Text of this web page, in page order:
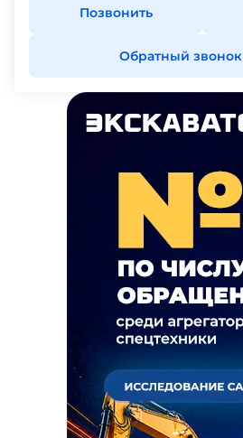
Позвонить
Обратный звонок